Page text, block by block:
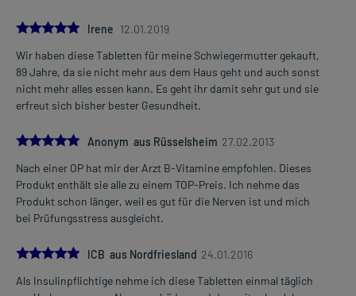
5.0
Irene 12.01.2019
Wir haben diese Tabletten für meine Schwiegermutter gekauft,
89 Jahre, da sie nicht mehr aus dem Haus geht und auch sonst
nicht mehr alles essen kann. Es geht ihr damit sehr gut und sie
erfreut sich bisher bester Gesundheit.
5.0Anonym aus Rüsselsheim 27.02.2013
Nach einer OP hat mir der Arzt B-Vitamine empfohlen. Dieses
Produkt enthält sie alle zu einem TOP-Preis. Ich nehme das
Produkt schon länger, weil es gut für die Nerven ist und mich
bei Prüfungsstress ausgleicht.
5.0
ICB aus Nordfriesland 24.01.2016
Als Insulinpflichtige nehme ich diese Tabletten einmal täglich